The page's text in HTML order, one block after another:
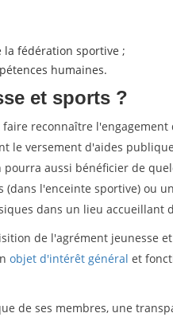
la fédération sportive ;
humaines.
et sports ?
reconnaître
le versement d'aides
aussi bénéficier de
l'enceinte sportive) ou
dans un lieu accueillant
de l'agrément jeunesse
objet d'intérêt général et
de ses membres, une